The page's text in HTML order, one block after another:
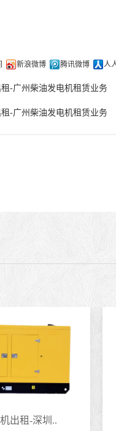
新浪微博 腾讯微博 人
-广州柴油发电机租赁业务
-广州柴油发电机租赁业务
出租-深圳..